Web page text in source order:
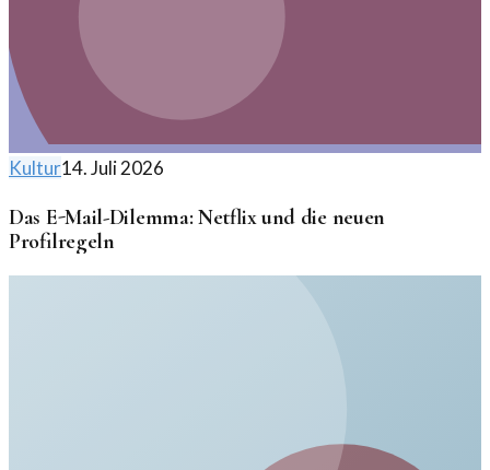
Kultur14. Juli 2026
Das E-Mail-Dilemma: Netflix und die neuen
Profilregeln